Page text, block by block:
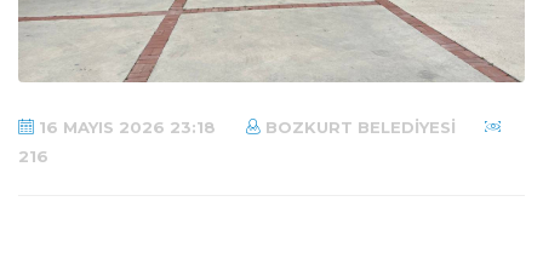
16 MAYIS 2026 23:18
BOZKURT BELEDIYESI
216